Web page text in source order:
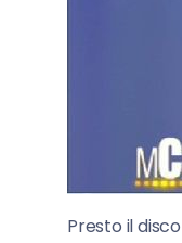
Presto il